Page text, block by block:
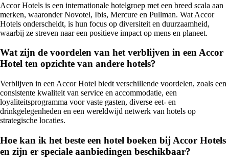
Accor Hotels is een internationale hotelgroep met een breed scala aan
merken, waaronder Novotel, Ibis, Mercure en Pullman. Wat Accor
Hotels onderscheidt, is hun focus op diversiteit en duurzaamheid,
waarbij ze streven naar een positieve impact op mens en planeet.
Wat zijn de voordelen van het verblijven in een Accor
Hotel ten opzichte van andere hotels?
Verblijven in een Accor Hotel biedt verschillende voordelen, zoals een
consistente kwaliteit van service en accommodatie, een
loyaliteitsprogramma voor vaste gasten, diverse eet- en
drinkgelegenheden en een wereldwijd netwerk van hotels op
strategische locaties.
Hoe kan ik het beste een hotel boeken bij Accor Hotels
en zijn er speciale aanbiedingen beschikbaar?